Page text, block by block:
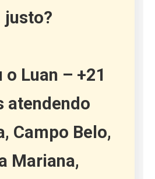
justo?
o Luan – +21
atendendo
Campo Belo,
Mariana,